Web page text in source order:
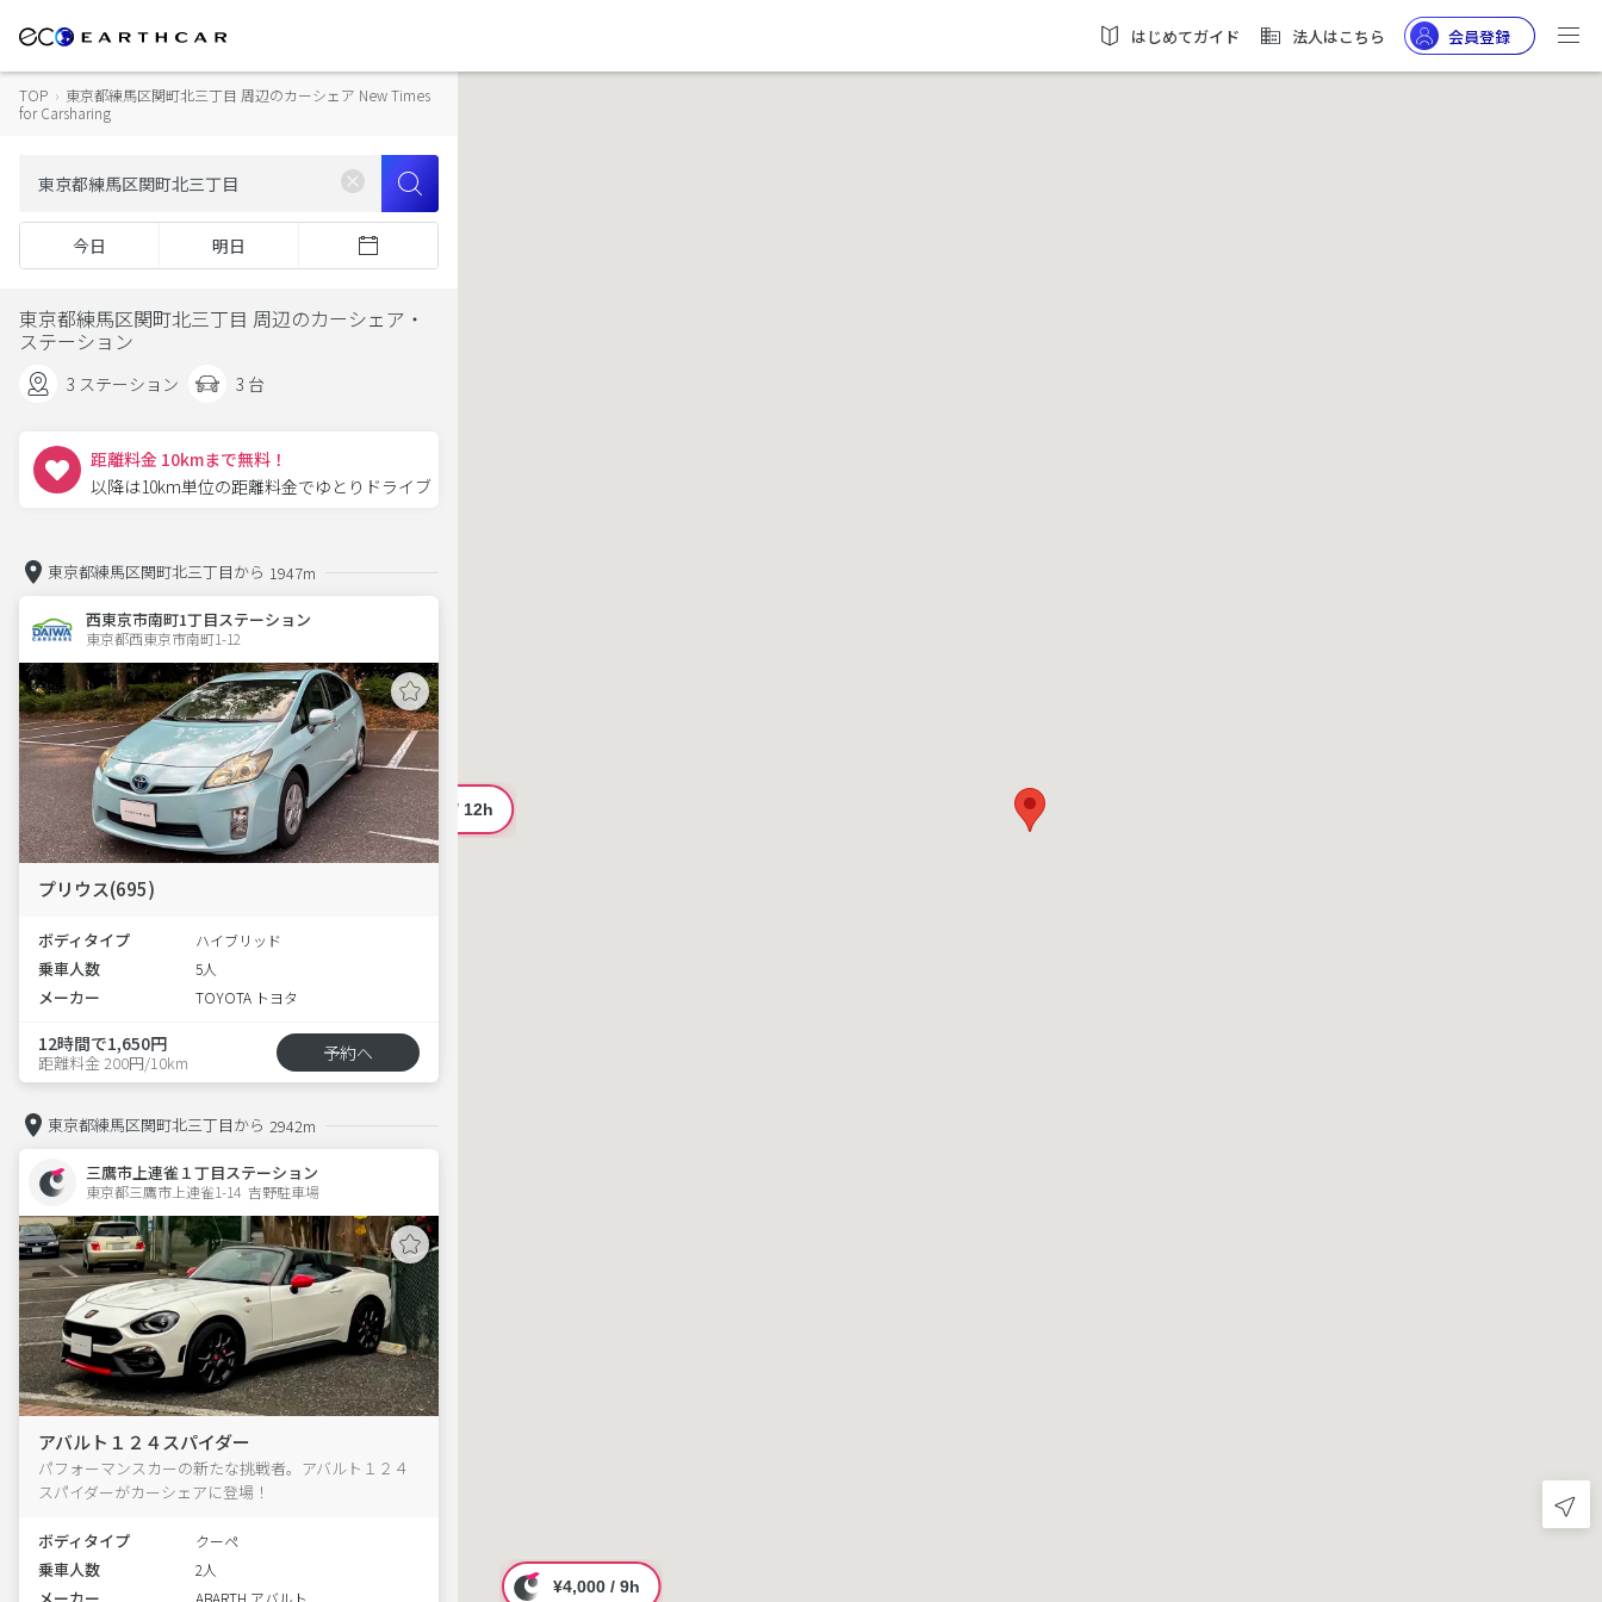
はじめてガイド 法人はこちら 会員登録
TOP › 東京都練馬区関町北三丁目 周辺のカーシェア New Times
for Carsharing
今日 明日
東京都練馬区関町北三丁目 周辺のカーシェア・
ステーション
3 ステーション 3 台
距離料金 10kmまで無料！
以降は10km単位の距離料金でゆとりドライブ
東京都練馬区関町北三丁目から 1947m
西東京市南町1丁目ステーション
東京都西東京市南町1-12
プリウス(695)
ボディタイプ ハイブリッド
乗車人数 5人
メーカー TOYOTA トヨタ
12時間で1,650円
距離料金 200円/10km 予約へ
東京都練馬区関町北三丁目から 2942m
三鷹市上連雀１丁目ステーション
東京都三鷹市上連雀1-14  吉野駐車場
アバルト１２４スパイダー
パフォーマンスカーの新たな挑戦者。アバルト１２４
スパイダーがカーシェアに登場！
ボディタイプ クーペ
乗車人数 2人
ABARTH アバルト